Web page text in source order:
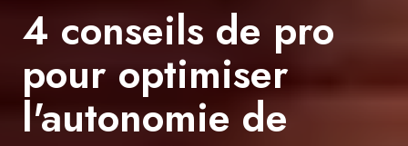
4 conseils de pro
pour optimiser
l'autonomie de